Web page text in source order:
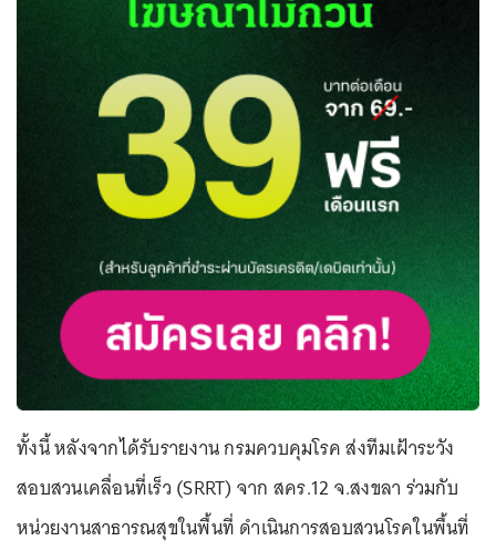
ทั้งนี้ หลังจากได้รับรายงาน กรมควบคุมโรค ส่งทีมเฝ้าระวัง
สอบสวนเคลื่อนที่เร็ว (SRRT) จาก สคร.12 จ.สงขลา ร่วมกับ
หน่วยงานสาธารณสุขในพื้นที่ ดำเนินการสอบสวนโรคในพื้นที่